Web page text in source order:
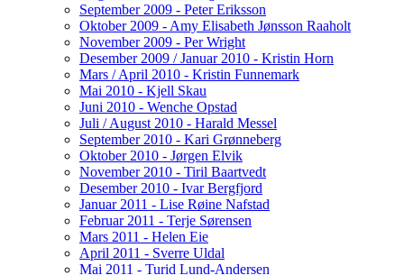
September 2009 - Peter Eriksson
Oktober 2009 - Amy Elisabeth Jønsson Raaholt
November 2009 - Per Wright
Desember 2009 / Januar 2010 - Kristin Horn
Mars / April 2010 - Kristin Funnemark
Mai 2010 - Kjell Skau
Juni 2010 - Wenche Opstad
Juli / August 2010 - Harald Messel
September 2010 - Kari Grønneberg
Oktober 2010 - Jørgen Elvik
November 2010 - Tiril Baartvedt
Desember 2010 - Ivar Bergfjord
Januar 2011 - Lise Røine Nafstad
Februar 2011 - Terje Sørensen
Mars 2011 - Helen Eie
April 2011 - Sverre Uldal
Mai 2011 - Turid Lund-Andersen